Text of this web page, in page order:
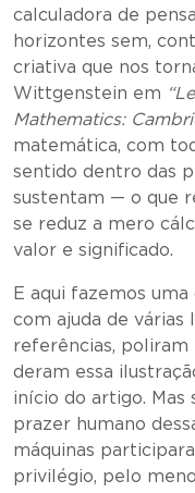
calculadora de
horizontes sem,
criativa que nos
Wittgenstein em
Mathematics:
matemática, com
sentido dentro das
sustentam — o que
se reduz a mero
valor e significado.
E aqui fazemos
com ajuda de várias
referências, poliram
deram essa
início do artigo. Mas
prazer humano
máquinas
privilégio, pelo